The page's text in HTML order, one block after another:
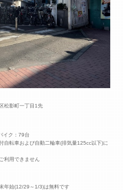
松影町一丁目1先
イク：79台
自転車および自動二輪車(排気量125cc以下)に
利用できません
年始(12/29～1/3)は無料です